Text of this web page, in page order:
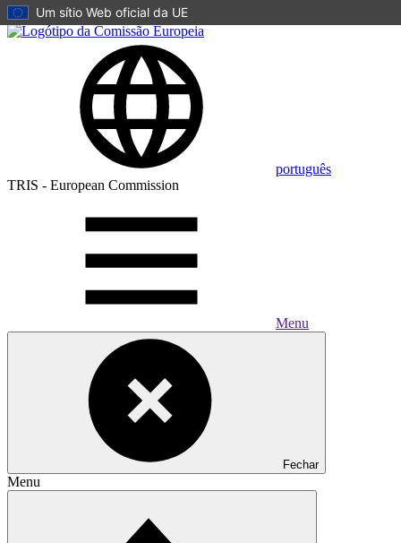
Skip to main content
Um sítio Web oficial da UE
português
TRIS - European Commission
Menu
Fechar
Menu